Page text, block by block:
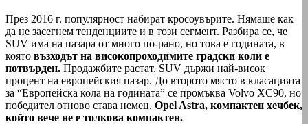
През 2016 г. популярност набират кросоувърите. Нямаше как
да не засегнем тенденциите и в този сегмент. Разбира се, че
SUV има на пазара от много по-рано, но това е годината, в
която възходът на високопроходимите градски коли е
потвърден. Продажбите растат, SUV държи най-висок
процент на европейския пазар. До второто място в класацията
за “Европейска кола на годината” се промъква Volvo XC90, но
победител отново става немец. Opel Astra, компактен хечбек,
който вече не е толкова компактен.